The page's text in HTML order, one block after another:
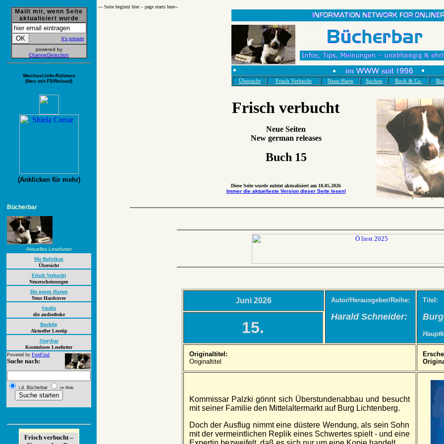
Mailt mir, wenn Seite
aktualisiert wurde
it's private
powered by
ChangeDetection
Wechsel-Info-Rahmen
(Neu mit F5/Reload)
(Anklicken für mehr)
Bücherbar
Aktuelles Lesefutter
Die Rubriken
Übersicht
Frisch Verbucht
Neuerscheinungen
Die neuen Harten
Neue Hardcover
Studio
die audiotheke
Buchtip
Aktueller Lesetip
Storybar
Kostenloses Lesefutter
Powered by FreeFind
Suche nach:
i.d. Bücherbar im Web
Frisch verbucht –
--- Seite beginnt hier – page starts here­--
Übersicht Frisch Verbucht Neue Harte Suchen Buch & Co.
Frisch verbucht
Neue Seiten
New german releases
Buch 15
Diese Seite wurde zuletzt aktualisiert am 18.05.2026
Immer die aktuelleste Version dieser Seite lesen!
Juni 2026 Autor/Herausgeber/Reihe:
Harald Schneider:
Titel:
15.
Originaltitel:
Originaltitel
Kommissar Palzki gönnt sich Über­stunden­ab­bau und be­sucht
mit seiner Familie den Mittel­alter­markt auf Burg Lichten­berg.
Doch der Aus­flug nimmt eine düstere Wen­dung, als sein Sohn
mit der ver­meint­lichen Re­plik eines Schwertes spielt - und eine